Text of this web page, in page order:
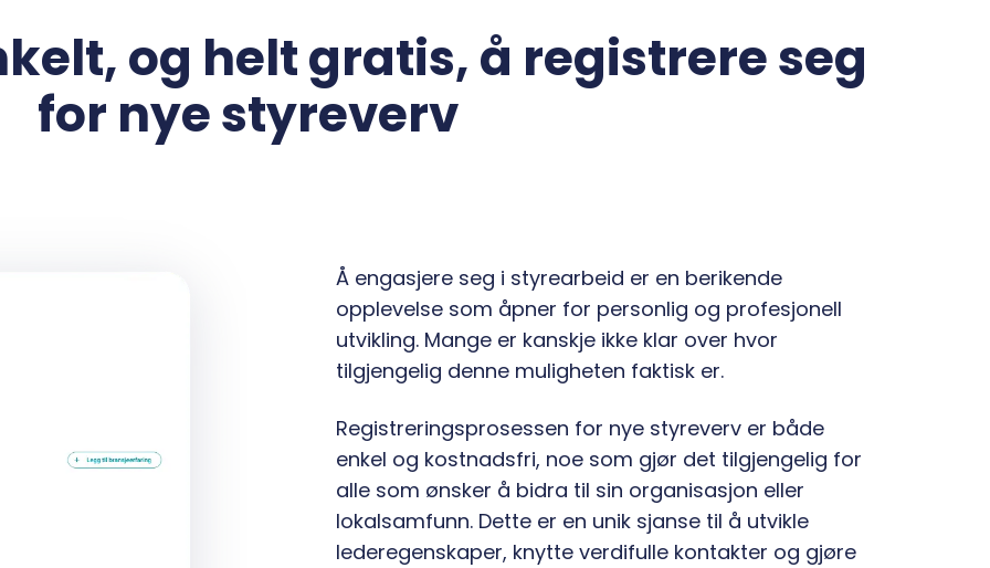
og helt gratis, å registrere seg
for nye styreverv
Å engasjere seg i styrearbeid er en berikende
opplevelse som åpner for personlig og profesjonell
utvikling. Mange er kanskje ikke klar over hvor
tilgjengelig denne muligheten faktisk er.
Registreringsprosessen for nye styreverv er både
enkel og kostnadsfri, noe som gjør det tilgjengelig for
alle som ønsker å bidra til sin organisasjon eller
lokalsamfunn. Dette er en unik sjanse til å utvikle
lederegenskaper, knytte verdifulle kontakter og gjøre